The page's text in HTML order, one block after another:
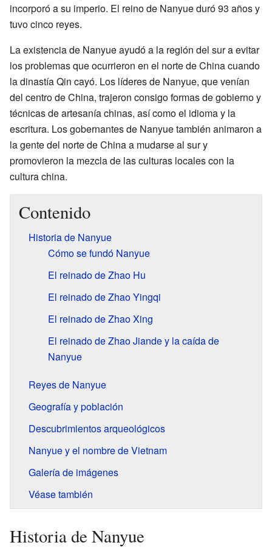
incorporó a su imperio. El reino de Nanyue duró 93 años y
tuvo cinco reyes.
La existencia de Nanyue ayudó a la región del sur a evitar
los problemas que ocurrieron en el norte de China cuando
la dinastía Qin cayó. Los líderes de Nanyue, que venían
del centro de China, trajeron consigo formas de gobierno y
técnicas de artesanía chinas, así como el idioma y la
escritura. Los gobernantes de Nanyue también animaron a
la gente del norte de China a mudarse al sur y
promovieron la mezcla de las culturas locales con la
cultura china.
Contenido
Historia de Nanyue
Cómo se fundó Nanyue
El reinado de Zhao Hu
El reinado de Zhao Yingqi
El reinado de Zhao Xing
El reinado de Zhao Jiande y la caída de
Nanyue
Reyes de Nanyue
Geografía y población
Descubrimientos arqueológicos
Nanyue y el nombre de Vietnam
Galería de imágenes
Véase también
Historia de Nanyue